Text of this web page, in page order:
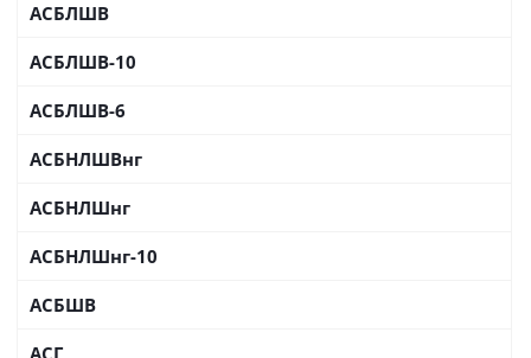
АСБЛШВ
АСБЛШВ-10
АСБЛШВ-6
АСБНЛШВнг
АСБНЛШнг
АСБНЛШнг-10
АСБШВ
АСГ